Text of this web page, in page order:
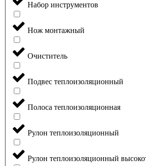
Набор инструментов
Нож монтажный
Очиститель
Подвес теплоизоляционный
Полоса теплоизоляционная
Рулон теплоизоляционный
Рулон теплоизоляционный